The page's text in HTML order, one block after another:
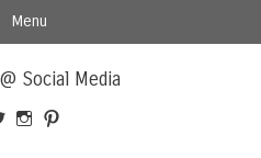
Menu
Social Media
View ViewView